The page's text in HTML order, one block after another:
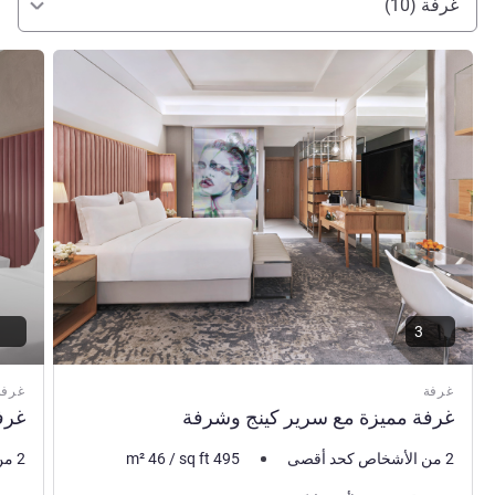
غرفة (10)
غرفة
غرفة مميزة مع سرير كينج‬ وشرفة
راجع التفاصيل
2 من الأشخاص كحد أقصى m²46/sq ft 495
راجع
2 من الأشخاص كحد أقصى